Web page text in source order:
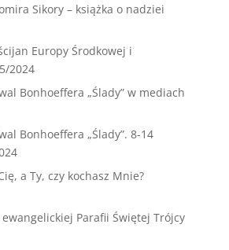
Sikory – książka o nadziei
Europy Środkowej i
2024
Bonhoeffera „Ślady” w mediach
Bonhoeffera „Ślady”. 8-14
a Ty, czy kochasz Mnie?
Parafii Świętej Trójcy